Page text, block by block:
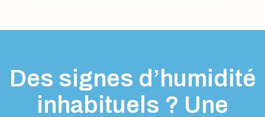
Des signes d’humidité
inhabituels ? Une